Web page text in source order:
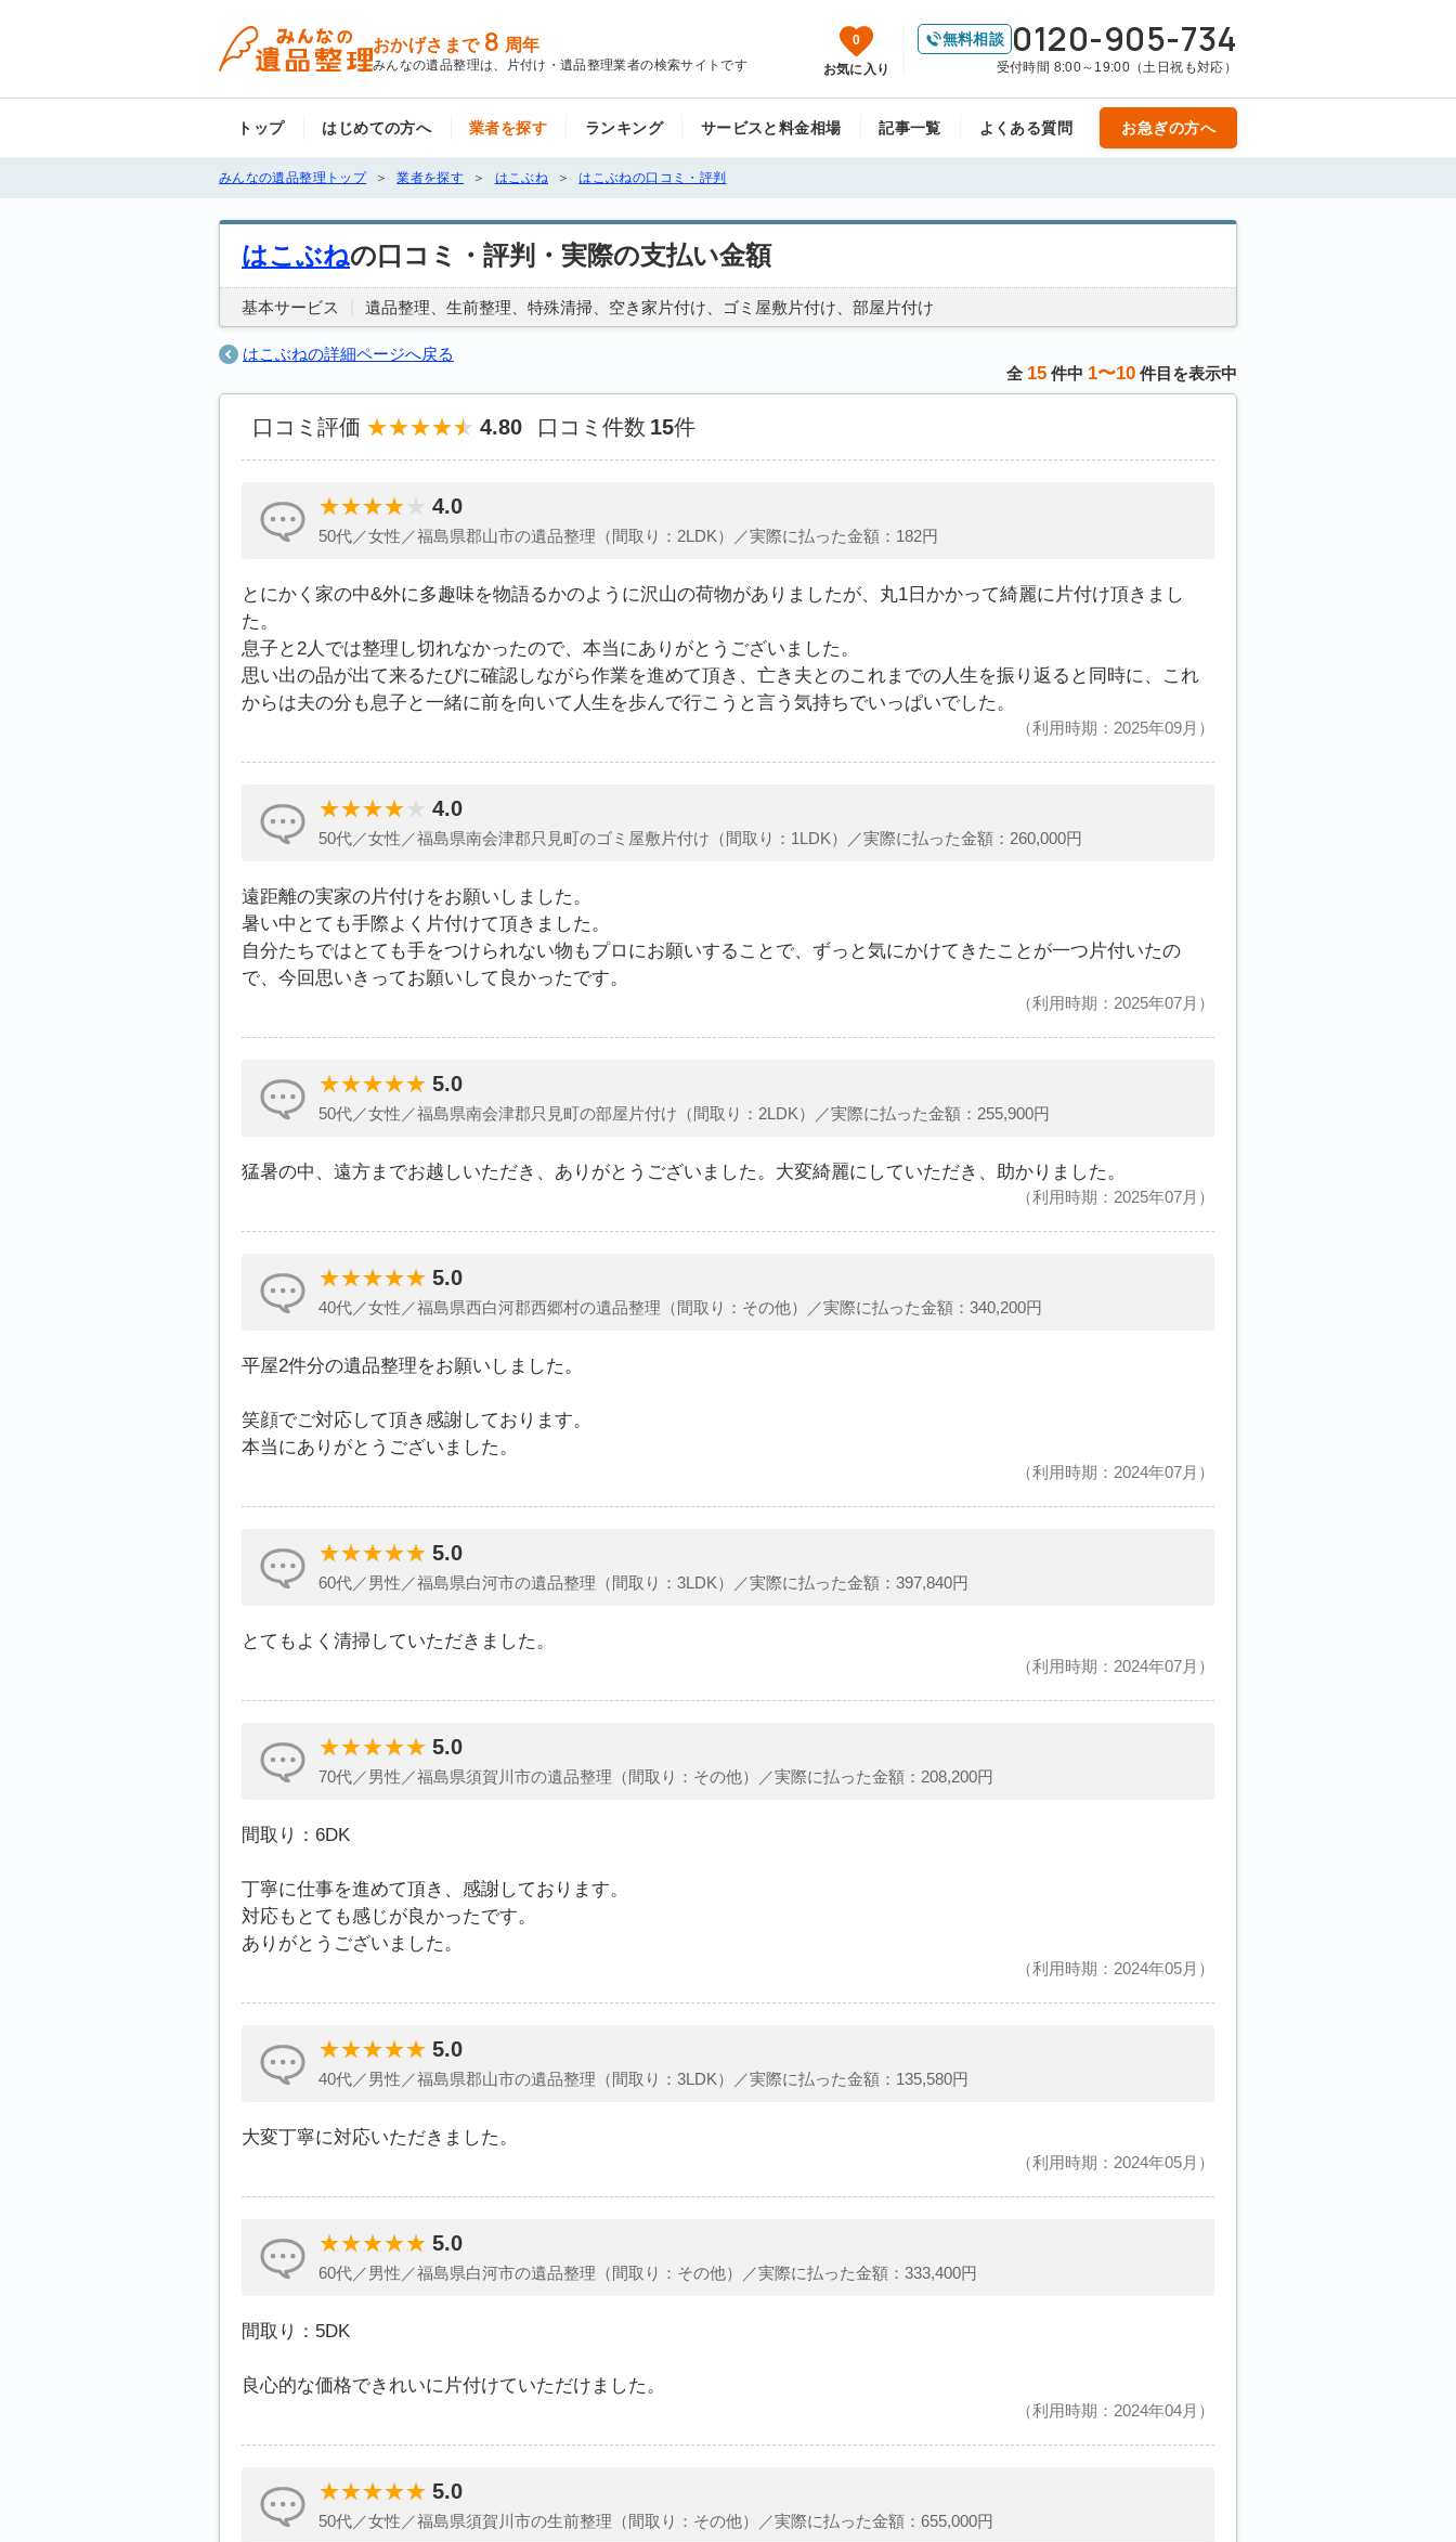
おかげさまで 8 周年
みんなの遺品整理は、片付け・遺品整理業者の検索サイトです
0
お気に入り
無料相談 0120-905-734
受付時間 8:00～19:00（土日祝も対応）
トップ はじめての方へ 業者を探す ランキング サービスと料金相場 記事一覧 よくある質問 お急ぎの方へ
みんなの遺品整理トップ 業者を探す はこぶね はこぶねの口コミ・評判
はこぶねの口コミ・評判・実際の支払い金額
基本サービス 遺品整理 生前整理 特殊清掃 空き家片付け ゴミ屋敷片付け 部屋片付け
はこぶねの詳細ページへ戻る
全 15 件中 1〜10 件目を表示中
口コミ評価 4.80 口コミ件数 15件
4.0
50代／女性／福島県郡山市の遺品整理（間取り：2LDK）／実際に払った金額：182円
とにかく家の中&外に多趣味を物語るかのように沢山の荷物がありましたが、丸1日かかって綺麗に片付け頂きまし
た。
息子と2人では整理し切れなかったので、本当にありがとうございました。
思い出の品が出て来るたびに確認しながら作業を進めて頂き、亡き夫とのこれまでの人生を振り返ると同時に、これ
からは夫の分も息子と一緒に前を向いて人生を歩んで行こうと言う気持ちでいっぱいでした。
利用時期：2025年09月
4.0
50代／女性／福島県南会津郡只見町のゴミ屋敷片付け（間取り：1LDK）／実際に払った金額：260,000円
遠距離の実家の片付けをお願いしました。
暑い中とても手際よく片付けて頂きました。
自分たちではとても手をつけられない物もプロにお願いすることで、ずっと気にかけてきたことが一つ片付いたの
で、今回思いきってお願いして良かったです。
利用時期：2025年07月
5.0
50代／女性／福島県南会津郡只見町の部屋片付け（間取り：2LDK）／実際に払った金額：255,900円
猛暑の中、遠方までお越しいただき、ありがとうございました。大変綺麗にしていただき、助かりました。
利用時期：2025年07月
5.0
40代／女性／福島県西白河郡西郷村の遺品整理（間取り：その他）／実際に払った金額：340,200円
平屋2件分の遺品整理をお願いしました。
笑顔でご対応して頂き感謝しております。
本当にありがとうございました。
利用時期：2024年07月
5.0
60代／男性／福島県白河市の遺品整理（間取り：3LDK）／実際に払った金額：397,840円
とてもよく清掃していただきました。
利用時期：2024年07月
5.0
70代／男性／福島県須賀川市の遺品整理（間取り：その他）／実際に払った金額：208,200円
間取り：6DK
丁寧に仕事を進めて頂き、感謝しております。
対応もとても感じが良かったです。
ありがとうございました。
利用時期：2024年05月
5.0
40代／男性／福島県郡山市の遺品整理（間取り：3LDK）／実際に払った金額：135,580円
大変丁寧に対応いただきました。
利用時期：2024年05月
5.0
60代／男性／福島県白河市の遺品整理（間取り：その他）／実際に払った金額：333,400円
間取り：5DK
良心的な価格できれいに片付けていただけました。
利用時期：2024年04月
5.0
50代／女性／福島県須賀川市の生前整理（間取り：その他）／実際に払った金額：655,000円